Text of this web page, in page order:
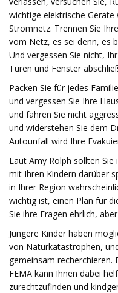
wichtige elektrische
Stromnetz. Trennen Sie
vom Netz, es sei denn, es
Und vergessen Sie nicht,
Türen und Fenster
Packen Sie für jedes
und vergessen Sie Ihre
und fahren Sie nicht
und widerstehen Sie dem
Autounfall wird Ihre
Laut Amy Rolph sollten
mit Ihren Kindern darüber
in Ihrer Region
wichtig ist, einen Plan für
Sie ihre Fragen ehrlich,
Jüngere Kinder haben
von Naturkatastrophen,
gemeinsam recherchieren.
FEMA kann Ihnen dabei
zurechtzufinden und